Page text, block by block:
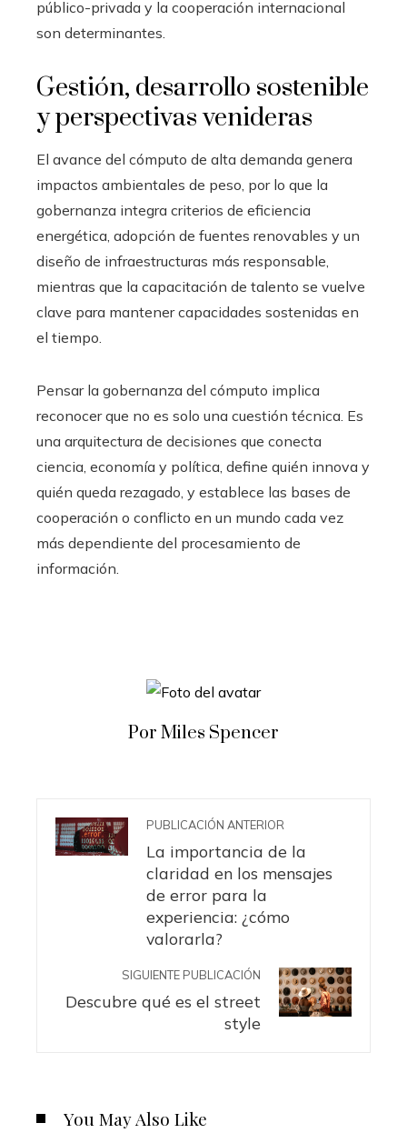
público-privada y la cooperación internacional
son determinantes.
Gestión, desarrollo sostenible
y perspectivas venideras
El avance del cómputo de alta demanda genera
impactos ambientales de peso, por lo que la
gobernanza integra criterios de eficiencia
energética, adopción de fuentes renovables y un
diseño de infraestructuras más responsable,
mientras que la capacitación de talento se vuelve
clave para mantener capacidades sostenidas en
el tiempo.
Pensar la gobernanza del cómputo implica
reconocer que no es solo una cuestión técnica. Es
una arquitectura de decisiones que conecta
ciencia, economía y política, define quién innova y
quién queda rezagado, y establece las bases de
cooperación o conflicto en un mundo cada vez
más dependiente del procesamiento de
información.
Por Miles Spencer
PUBLICACIÓN ANTERIOR
La importancia de la
claridad en los mensajes
de error para la
experiencia: ¿cómo
valorarla?
SIGUIENTE PUBLICACIÓN
Descubre qué es el street
style
You May Also Like